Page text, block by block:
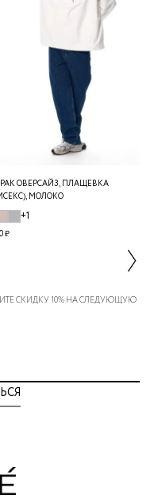
ОВЕРСАЙЗ, ПЛАЩЕВКА
МОЛОКО
+1
₽
СКИДКУ 10% НА СЛЕДУЮЩУЮ